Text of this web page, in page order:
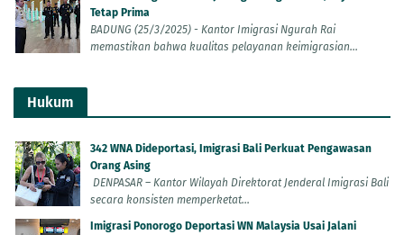
Tetap Prima
BADUNG (25/3/2025) - Kantor Imigrasi Ngurah Rai
memastikan bahwa kualitas pelayanan keimigrasian...
Hukum
342 WNA Dideportasi, Imigrasi Bali Perkuat Pengawasan
Orang Asing
DENPASAR – Kantor Wilayah Direktorat Jenderal Imigrasi Bali
secara konsisten memperketat...
Imigrasi Ponorogo Deportasi WN Malaysia Usai Jalani